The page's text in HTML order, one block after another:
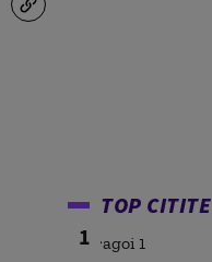
TOP CITITE
1